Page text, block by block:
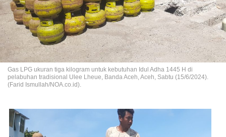
Gas LPG ukuran tiga kilogram untuk kebutuhan Idul Adha 1445 H di
pelabuhan tradisional Ulee Lheue, Banda Aceh, Aceh, Sabtu (15/6/2024).
(Farid Ismullah/NOA.co.id).